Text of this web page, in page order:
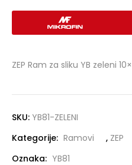
ZEP Ram za sliku YB zeleni
SKU: YB81-ZELENI
Kategorije: Ramovi , ZEP
Oznaka: YB81